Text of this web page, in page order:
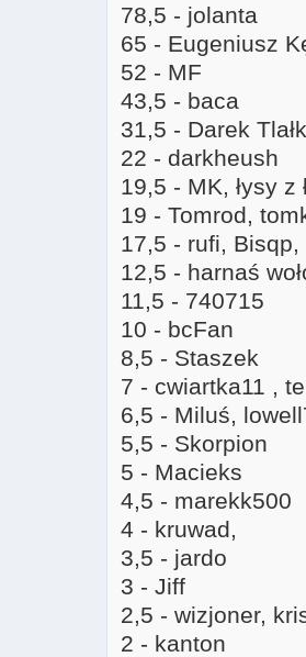
78,5 - jolanta
65 - Eugeniusz
52 - MF
43,5 - baca
31,5 - Darek
22 - darkheush
19,5 - MK, łysy z
19 - Tomrod,
17,5 - rufi, Bisqp,
12,5 - harnaś
11,5 - 740715
10 - bcFan
8,5 - Staszek
7 - cwiartka11 ,
6,5 - Miluś,
5,5 - Skorpion
5 - Macieks
4,5 - marekk500
4 - kruwad,
3,5 - jardo
3 - Jiff
2,5 - wizjoner,
2 - kanton